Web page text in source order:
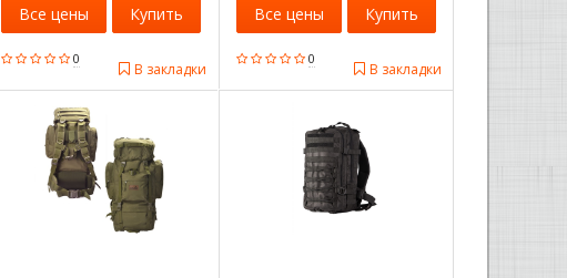
0
В закладки
Все цены Купить
0
В закладки
Все цены Купить